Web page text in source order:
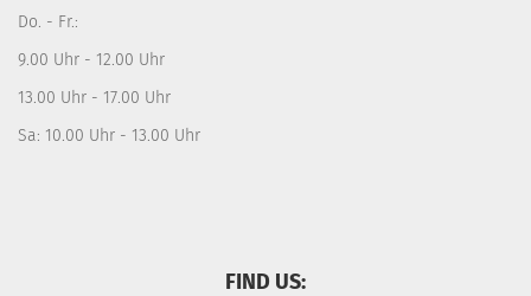
Do. - Fr.:
9.00 Uhr - 12.00 Uhr
13.00 Uhr - 17.00 Uhr
Sa: 10.00 Uhr - 13.00 Uhr
FIND US: